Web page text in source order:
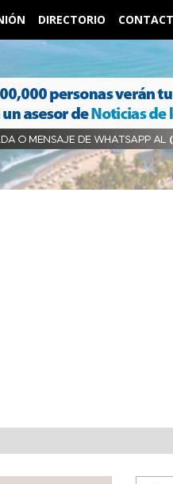
DIRECTORIO
FINANCIERA POR DEUDAS